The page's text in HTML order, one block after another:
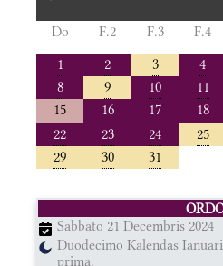
Do F.2 F.3 F.4
1
2 3 4
8
9 10 11
15
16 17 18
22
23 24 25
29
30 31
Sabbato 21 Decembris 2024
Duodecimo Kalendas
prima.